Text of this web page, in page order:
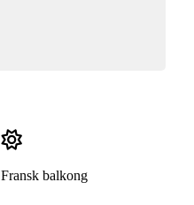
Fransk balkong